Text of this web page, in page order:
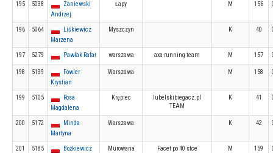
195 5038
Zaniewski
Andrzej
Łapy M 156
196 5064
Liśkiewicz
Marzena
Myszczyn K 40
197 5279 Pawlak Rafał warszawa axa running team M 157
198 5139
Fowler
Krystian
Warszawa M 158
199 5105
Rosa
Magdalena
Krępiec
lubelskibiegacz.pl
TEAM
K 41
200 5172
Minda
Martyna
Warszawa K 42
201 5185
Bożkiewicz
Murowana
Facet po 40 stce M 159